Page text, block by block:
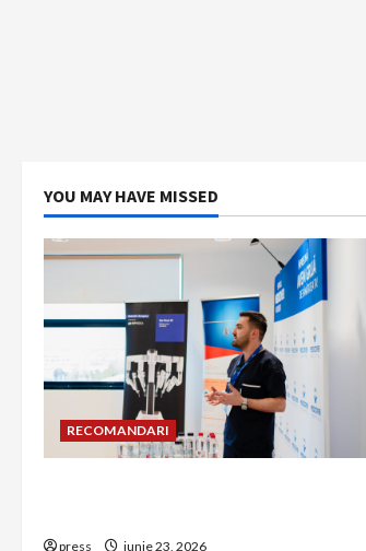
YOU MAY HAVE MISSED
RECOMANDARI
press iunie 23, 2026